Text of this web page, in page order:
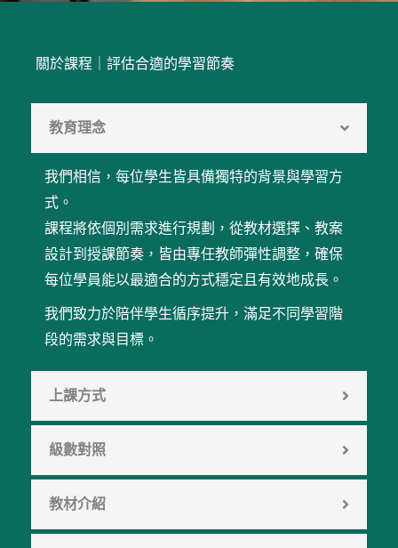
關於課程｜評估合適的學習節奏
教育理念
我們相信，每位學生皆具備獨特的背景與學習方
式。
課程將依個別需求進行規劃，從教材選擇、教案
設計到授課節奏，皆由專任教師彈性調整，確保
每位學員能以最適合的方式穩定且有效地成長。
我們致力於陪伴學生循序提升，滿足不同學習階
段的需求與目標。
上課方式
級數對照
教材介紹